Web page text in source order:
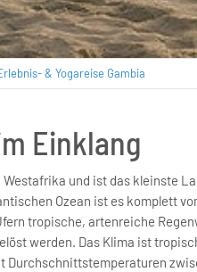
& Yogareise Gambia
Einklang
Westafrika und ist das kleinste
Ozean ist es komplett
tropische, artenreiche
werden. Das Klima ist